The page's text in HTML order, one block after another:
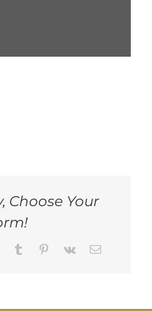
Choose Your
Tumblr Pinterest
Vk Email